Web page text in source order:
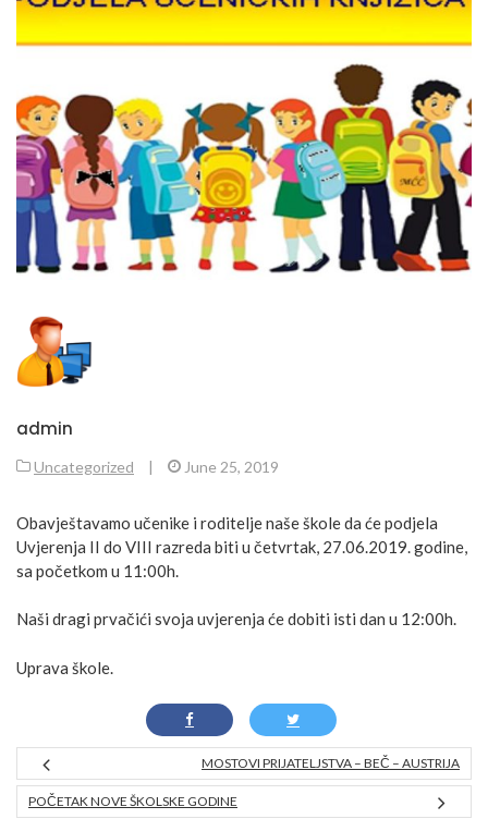
admin
Uncategorized | June 25, 2019
Obavještavamo učenike i roditelje naše škole da će podjela
Uvjerenja II do VIII razreda biti u četvrtak, 27.06.2019. godine,
sa početkom u 11:00h.
Naši dragi prvačići svoja uvjerenja će dobiti isti dan u 12:00h.
Uprava škole.
MOSTOVI PRIJATELJSTVA – BEČ – AUSTRIJA
POČETAK NOVE ŠKOLSKE GODINE